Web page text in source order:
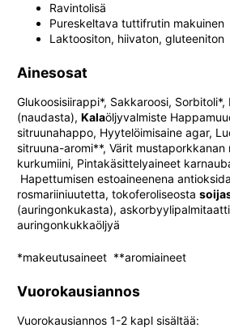
Ravintolisä
Pureskeltava tuttifrutin makuinen
Laktoositon, hiivaton, gluteeniton
Ainesosat
Glukoosisiirappi*, Sakkaroosi, Sorbitoli*,
(naudasta), Kalaöljyvalmiste
sitruunahappo, Hyytelöimisaine agar,
sitruuna-aromi**, Värit mustaporkkanan
kurkumiini, Pintakäsittelyaineet
Hapettumisen estoaineenena
rosmariiniuutetta, tokoferoliseosta
(auringonkukasta),
auringonkukkaöljyä
*makeutusaineet **aromiaineet
Vuorokausiannos
Vuorokausiannos 1-2 kapl sisältää: